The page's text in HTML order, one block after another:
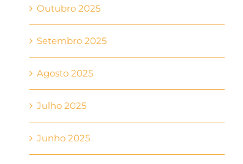
Outubro 2025
Setembro 2025
Agosto 2025
Julho 2025
Junho 2025